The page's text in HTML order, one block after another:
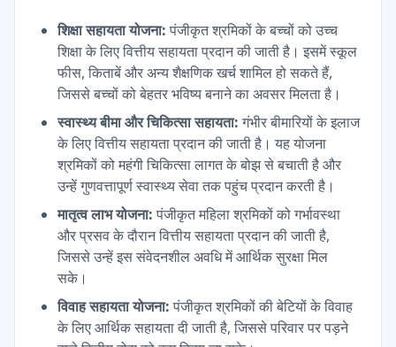
शिक्षा सहायता योजना: पंजीकृत श्रमिकों के बच्चों को उच्च
शिक्षा के लिए वित्तीय सहायता प्रदान की जाती है। इसमें स्कूल
फीस, किताबें और अन्य शैक्षणिक खर्च शामिल हो सकते हैं,
जिससे बच्चों को बेहतर भविष्य बनाने का अवसर मिलता है।
स्वास्थ्य बीमा और चिकित्सा सहायता: गंभीर बीमारियों के इलाज
के लिए वित्तीय सहायता प्रदान की जाती है। यह योजना
श्रमिकों को महंगी चिकित्सा लागत के बोझ से बचाती है और
उन्हें गुणवत्तापूर्ण स्वास्थ्य सेवा तक पहुंच प्रदान करती है।
मातृत्व लाभ योजना: पंजीकृत महिला श्रमिकों को गर्भावस्था
और प्रसव के दौरान वित्तीय सहायता प्रदान की जाती है,
जिससे उन्हें इस संवेदनशील अवधि में आर्थिक सुरक्षा मिल
सके।
विवाह सहायता योजना: पंजीकृत श्रमिकों की बेटियों के विवाह
के लिए आर्थिक सहायता दी जाती है, जिससे परिवार पर पड़ने